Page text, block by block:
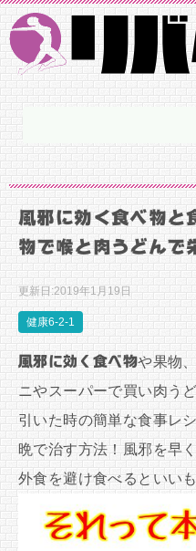
風邪に効く食べ物と
物で喉と肉うどんで
更新日:2019年1月19日
健康6-2-1
風邪に効く食べ物や果物
ニやスーパーで買い肉う
引いた時の簡単な食事レ
晩で治す方法！風邪を早
外食を避け食べるといい